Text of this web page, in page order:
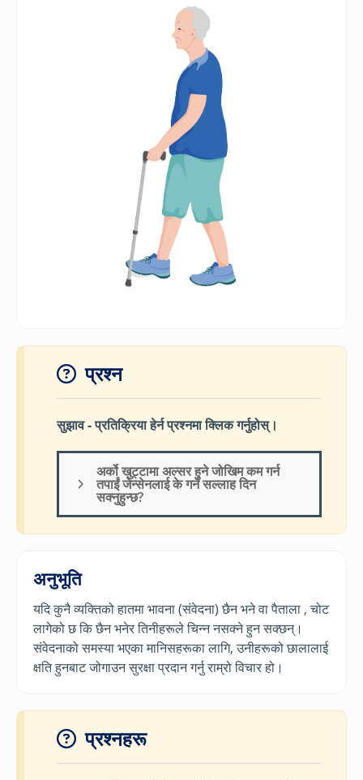
प्रश्न
सुझाव - प्रतिक्रिया हेर्न प्रश्नमा क्लिक गर्नुहोस्।
अर्को खुट्टामा अल्सर हुने जोखिम कम गर्न
तपाईं जेन्सेनलाई के गर्न सल्लाह दिन
सक्नुहुन्छ?
अनुभूति
यदि कुनै व्यक्तिको हातमा भावना (संवेदना) छैन भने वा पैताला , चोट
लागेको छ कि छैन भनेर तिनीहरूले चिन्न नसक्ने हुन सक्छन्।
संवेदनाको समस्या भएका मानिसहरूका लागि, उनीहरूको छालालाई
क्षति हुनबाट जोगाउन सुरक्षा प्रदान गर्नु राम्रो विचार हो।
प्रश्नहरू